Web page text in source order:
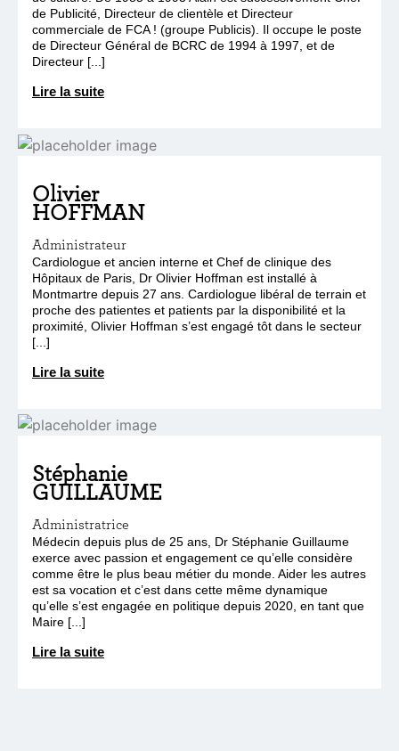
de Publicité, Directeur de clientèle et Directeur
commerciale de FCA ! (groupe Publicis). Il occupe le poste
de Directeur Général de BCRC de 1994 à 1997, et de
Directeur [...]
Lire la suite
Olivier
HOFFMAN
Administrateur
Cardiologue et ancien interne et Chef de clinique des
Hôpitaux de Paris, Dr Olivier Hoffman est installé à
Montmartre depuis 27 ans. Cardiologue libéral de terrain et
proche des patientes et patients par la disponibilité et la
proximité, Olivier Hoffman s’est engagé tôt dans le secteur
[...]
Lire la suite
Stéphanie
GUILLAUME
Administratrice
Médecin depuis plus de 25 ans, Dr Stéphanie Guillaume
exerce avec passion et engagement ce qu’elle considère
comme être le plus beau métier du monde. Aider les autres
est sa vocation et c’est dans cette même dynamique
qu’elle s’est engagée en politique depuis 2020, en tant que
Maire [...]
Lire la suite